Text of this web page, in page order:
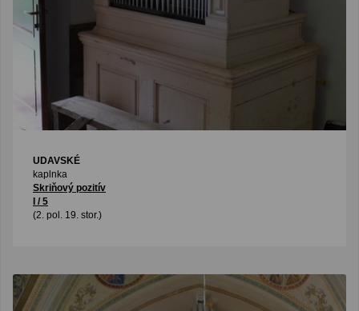
UDAVSKÉ
kaplnka
Skriňový pozitív
I / 5
(2. pol. 19. stor.)